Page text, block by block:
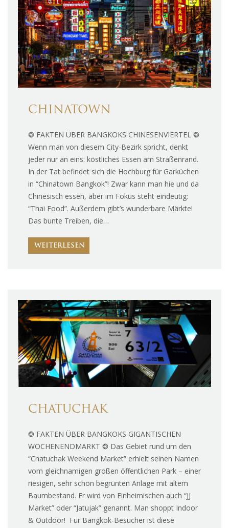
CHINATOWN
❂ FAKTEN ÜBER BANGKOKS CHINESENVIERTEL ❂
Wenn man von diesem City-Bezirk spricht, denkt
jeder nur an eins: köstliches Essen am Straßenrand.
In der Tat befindet sich die Hochburg für Garküchen
in “Chinatown Bangkok”! Zwar kann man hie und da
Chinesisch essen, aber im Fokus steht eindeutig:
“Thai Food”. Außerdem gibt’s wunderbare Märkte!
Das bunte Treiben, die…
WEITERLESEN
CHATUCHAK
❂ FAKTEN ÜBER BANGKOKS GIGANTISCHEN
WOCHENENDMARKT ❂ Das Gebiet rund um den
“Chatuchak Weekend Market” erhielt seinen Namen
vom gleichnamigen großen öffentlichen Park – einer
riesigen, sehr schön begrünten Anlage mit altem
Baumbestand. Er wird von Einheimischen auch “JJ
Market” oder “Jatujak” genannt. Man shoppt Indoor
& Outdoor! Für Bangkok-Besucher ist diese